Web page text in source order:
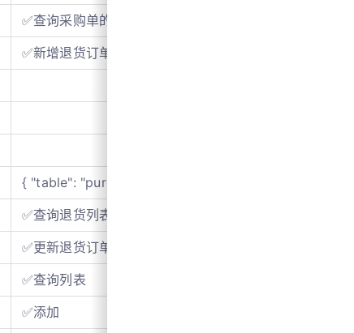
✅查询采购单的现有库存列表
✅新增退货订单
{ "table": "purchase_return_order", "operation":
✅查询退货列表
✅更新退货订单
✅查询列表
✅添加